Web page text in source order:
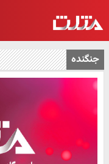
جنگنده